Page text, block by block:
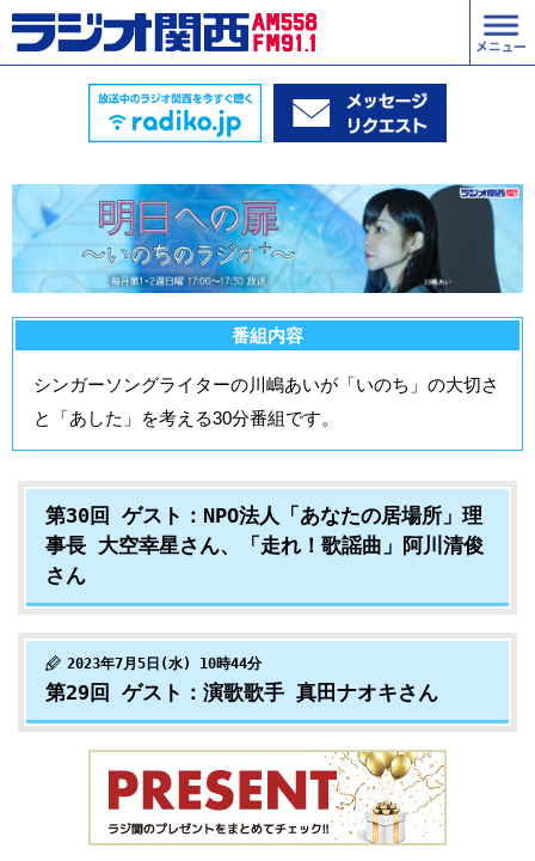
番組内容
シンガーソングライターの川嶋あいが「いのち」の大切さ
と「あした」を考える30分番組です。
第30回 ゲスト：NPO法人「あなたの居場所」理
事長 大空幸星さん、「走れ！歌謡曲」阿川清俊
さん
2023年7月5日(水) 10時44分
第29回 ゲスト：演歌歌手 真田ナオキさん